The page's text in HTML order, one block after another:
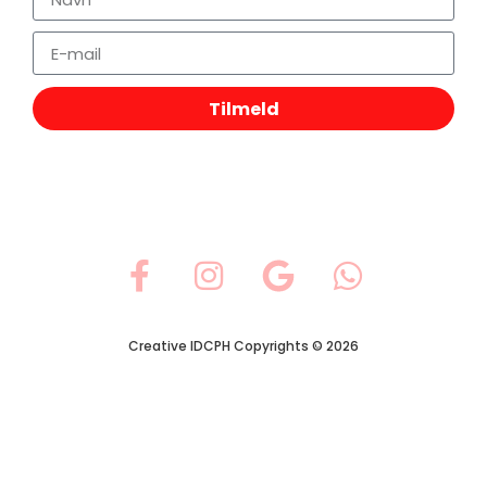
Tilmeld
Creative IDCPH Copyrights © 2026